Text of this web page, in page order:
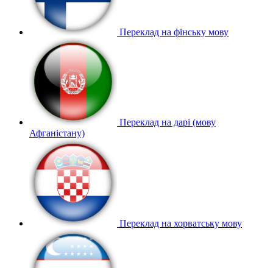
Переклад на фінську мову
Переклад на дарі (мову
Афганістану)
Переклад на хорватську мову